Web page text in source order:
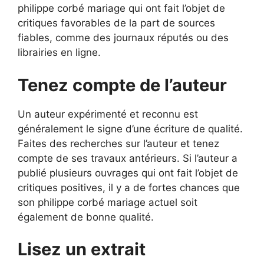
philippe corbé mariage qui ont fait l’objet de
critiques favorables de la part de sources
fiables, comme des journaux réputés ou des
librairies en ligne.
Tenez compte de l’auteur
Un auteur expérimenté et reconnu est
généralement le signe d’une écriture de qualité.
Faites des recherches sur l’auteur et tenez
compte de ses travaux antérieurs. Si l’auteur a
publié plusieurs ouvrages qui ont fait l’objet de
critiques positives, il y a de fortes chances que
son philippe corbé mariage actuel soit
également de bonne qualité.
Lisez un extrait